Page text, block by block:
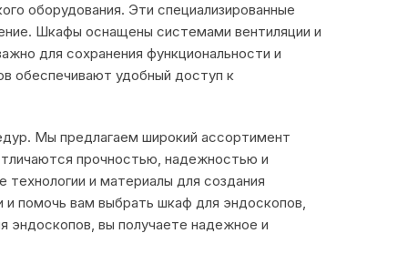
оборудования. Эти специализированные
Шкафы оснащены системами вентиляции и
для сохранения функциональности и
обеспечивают удобный доступ к
Мы предлагаем широкий ассортимент
прочностью, надежностью и
и материалы для создания
и помочь вам выбрать шкаф для эндоскопов,
вы получаете надежное и